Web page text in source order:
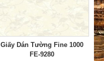
Giấy Dán Tường Fine 1000
FE-9280